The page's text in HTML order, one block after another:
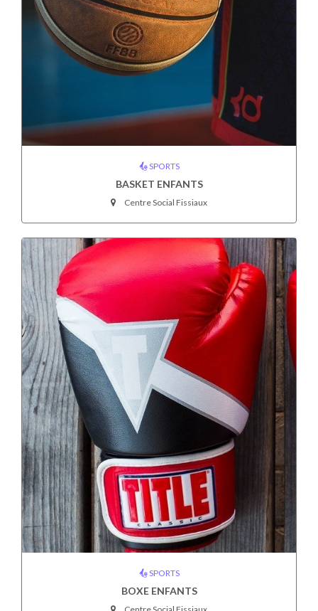
SPORTS
BASKET ENFANTS
Centre Social Fissiaux
SPORTS
BOXE ENFANTS